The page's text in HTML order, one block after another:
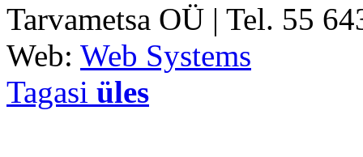
Tarvametsa OÜ | Tel. 55
Web: Web Systems
Tagasi üles